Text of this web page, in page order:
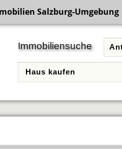
Salzburg-Umgebung
Immobiliensuche